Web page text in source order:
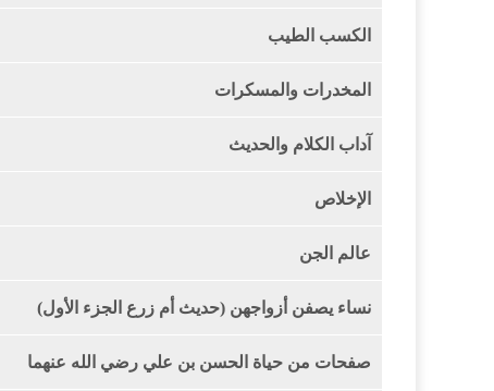
الكسب الطيب
المخدرات والمسكرات
آداب الكلام والحديث
الإخلاص
عالم الجن
نساء يصفن أزواجهن (حديث أم زرع الجزء الأول)
صفحات من حياة الحسن بن علي رضي الله عنهما